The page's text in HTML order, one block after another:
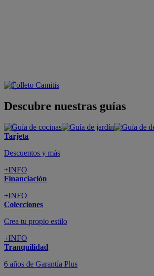
Descubre nuestras guías
Tarjeta
Descuentos y más
+INFO
Financiación
+INFO
Colecciones
Crea tu propio estilo
+INFO
Tranquilidad
6 años de Garantía Plus